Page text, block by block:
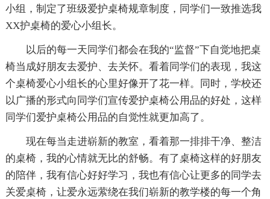
小组，制定了班级爱护桌椅规章制度，同学们一致推选我
XX护桌椅的爱心小组长。
以后的每一天同学们都会在我的“监督”下自觉地把桌
椅当成好朋友去爱护、去关怀。看着同学们的表现，我这
个桌椅爱心小组长的心里好像开了花一样。同时，学校还
以广播的形式向同学们宣传爱护桌椅公用品的好处，这样
同学们爱护桌椅公用品的自觉性就更加高了。
现在每当走进崭新的教室，看着那一排排干净、整洁
的桌椅，我的心情就无比的舒畅。有了桌椅这样的好朋友
的陪伴，我有信心好好学习，我也有信心让更多的同学去
关爱桌椅，让爱永远萦绕在我们崭新的教学楼的每一个角